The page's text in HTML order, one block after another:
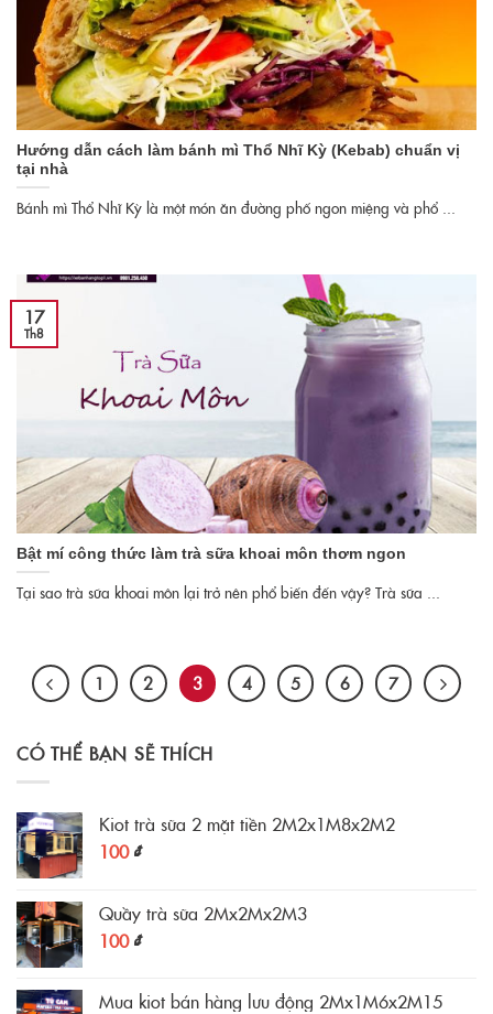
Hướng dẫn cách làm bánh mì Thổ Nhĩ Kỳ (Kebab) chuẩn vị
tại nhà
Bánh mì Thổ Nhĩ Kỳ là một món ăn đường phố ngon miệng và phổ ...
Bật mí công thức làm trà sữa khoai môn thơm ngon
Tại sao trà sữa khoai môn lại trở nên phổ biến đến vậy? Trà sữa ...
17
Th8
1 2 3 4 5 6 7
CÓ THỂ BẠN SẼ THÍCH
Kiot trà sữa 2 mặt tiền 2M2x1M8x2M2
100₫
Quầy trà sữa 2Mx2Mx2M3
100₫
Mua kiot bán hàng lưu động 2Mx1M6x2M15